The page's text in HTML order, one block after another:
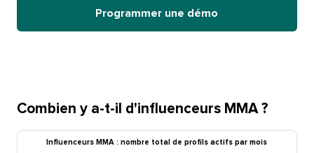
Programmer une démo​​
Combien y a-t-il d'influenceurs MMA ?​​
Influenceurs MMA : nombre total de profils actifs par mois​​